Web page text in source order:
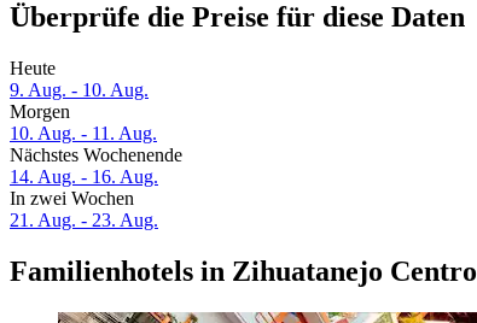
Überprüfe die Preise für diese Daten
Heute
9. Aug. - 10. Aug.
Morgen
10. Aug. - 11. Aug.
Nächstes Wochenende
14. Aug. - 16. Aug.
In zwei Wochen
21. Aug. - 23. Aug.
Familienhotels in Zihuatanejo Centro